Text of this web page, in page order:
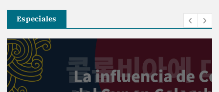
Especiales